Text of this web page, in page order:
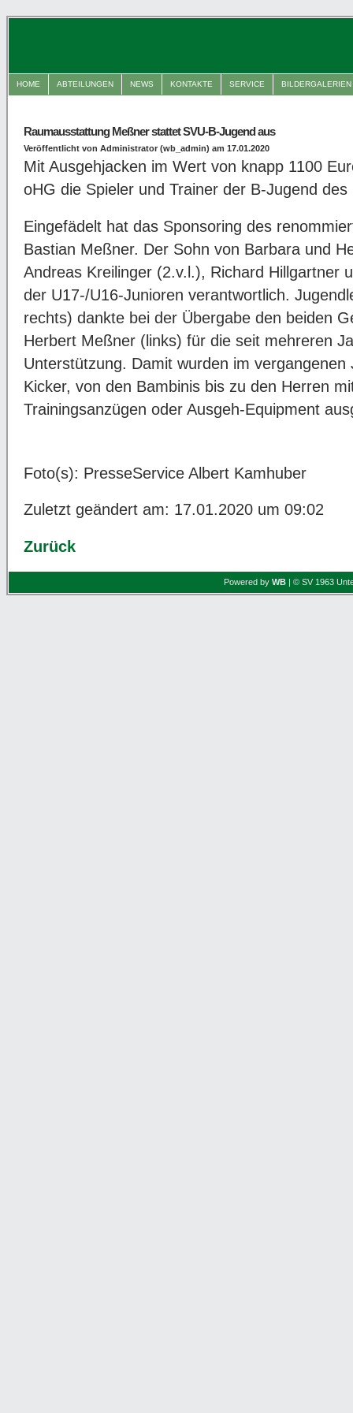
HOME ABTEILUNGEN NEWS KONTAKTE SERVICE BILDERGALERIEN
Raumausstattung Meßner stattet SVU-B-Jugend aus
Veröffentlicht von Administrator (wb_admin) am 17.01.2020
Mit Ausgehjacken im Wert von knapp 1100
oHG die Spieler und Trainer der B-Jugend
Eingefädelt hat das Sponsoring des
Bastian Meßner. Der Sohn von Barbara und
Andreas Kreilinger (2.v.l.), Richard Hillgartner
der U17-/U16-Junioren verantwortlich.
rechts) dankte bei der Übergabe den beiden
Herbert Meßner (links) für die seit mehreren
Unterstützung. Damit wurden im
Kicker, von den Bambinis bis zu den Herren
Trainingsanzügen oder Ausgeh-Equipment
Foto(s): PresseService Albert Kamhuber
Zuletzt geändert am: 17.01.2020 um 09:02
Zurück
Powered by WB | © SV 1963